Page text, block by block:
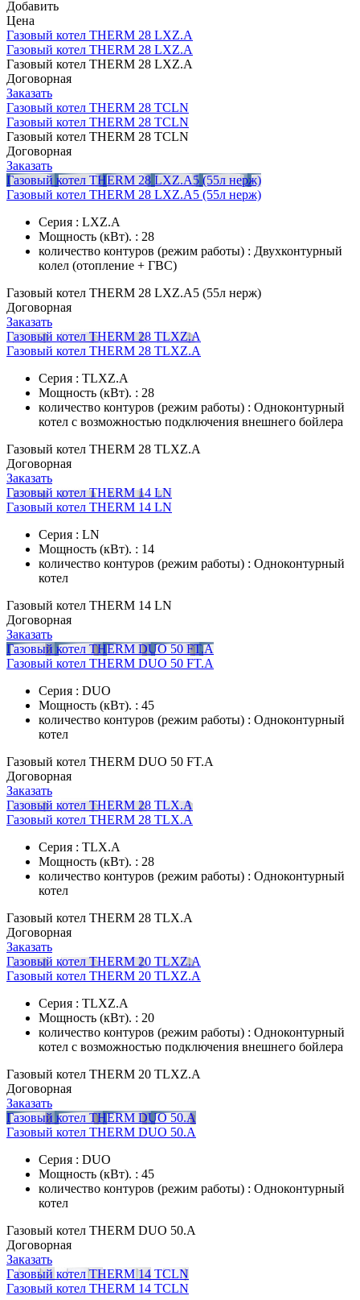
Добавить
Цена
Газовый котел THERM 28 LXZ.A
Газовый котел THERM 28 LXZ.A
Газовый котел THERM 28 LXZ.A
Договорная
Заказать
Газовый котел THERM 28 TCLN
Газовый котел THERM 28 TCLN
Газовый котел THERM 28 TCLN
Договорная
Заказать
Газовый котел THERM 28 LXZ.A5 (55л нерж)
Газовый котел THERM 28 LXZ.A5 (55л нерж)
Серия : LXZ.A
Мощность (кВт). : 28
количество контуров (режим работы) : Двухконтурный
колел (отопление + ГВС)
Газовый котел THERM 28 LXZ.A5 (55л нерж)
Договорная
Заказать
Газовый котел THERM 28 TLXZ.A
Газовый котел THERM 28 TLXZ.A
Серия : TLXZ.A
Мощность (кВт). : 28
количество контуров (режим работы) : Одноконтурный
котел с возможностью подключения внешнего бойлера
Газовый котел THERM 28 TLXZ.A
Договорная
Заказать
Газовый котел THERM 14 LN
Газовый котел THERM 14 LN
Серия : LN
Мощность (кВт). : 14
количество контуров (режим работы) : Одноконтурный
котел
Газовый котел THERM 14 LN
Договорная
Заказать
Газовый котел THERM DUO 50 FT.A
Газовый котел THERM DUO 50 FT.A
Серия : DUO
Мощность (кВт). : 45
количество контуров (режим работы) : Одноконтурный
котел
Газовый котел THERM DUO 50 FT.A
Договорная
Заказать
Газовый котел THERM 28 TLX.А
Газовый котел THERM 28 TLX.А
Серия : TLX.A
Мощность (кВт). : 28
количество контуров (режим работы) : Одноконтурный
котел
Газовый котел THERM 28 TLX.А
Договорная
Заказать
Газовый котел THERM 20 TLXZ.A
Газовый котел THERM 20 TLXZ.A
Серия : TLXZ.A
Мощность (кВт). : 20
количество контуров (режим работы) : Одноконтурный
котел с возможностью подключения внешнего бойлера
Газовый котел THERM 20 TLXZ.A
Договорная
Заказать
Газовый котел THERM DUO 50.А
Газовый котел THERM DUO 50.А
Серия : DUO
Мощность (кВт). : 45
количество контуров (режим работы) : Одноконтурный
котел
Газовый котел THERM DUO 50.А
Договорная
Заказать
Газовый котел THERM 14 TCLN
Газовый котел THERM 14 TCLN